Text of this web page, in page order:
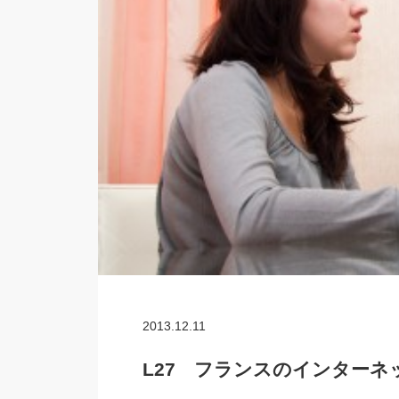
2013.12.11
L27 フランスのインターネ